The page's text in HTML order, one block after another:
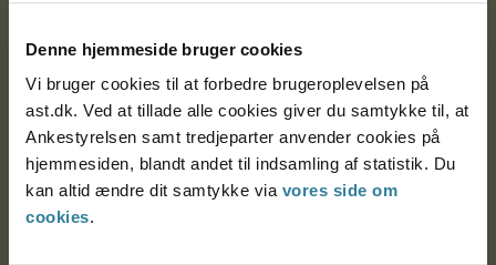
Denne hjemmeside bruger cookies
Vi bruger cookies til at forbedre brugeroplevelsen på
ast.dk. Ved at tillade alle cookies giver du samtykke til, at
Ankestyrelsen samt tredjeparter anvender cookies på
hjemmesiden, blandt andet til indsamling af statistik. Du
kan altid ændre dit samtykke via vores side om
cookies.
Postadresse:
Nytorv 7, 2. sal
9000 Aalborg
Ankestyrelsen Aalborg